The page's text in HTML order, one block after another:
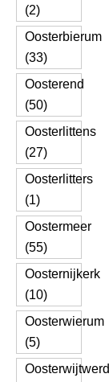
(2)
Oosterbierum
(33)
Oosterend
(50)
Oosterlittens
(27)
Oosterlitters
(1)
Oostermeer
(55)
Oosternijkerk
(10)
Oosterwierum
(5)
Oosterwijtwerd